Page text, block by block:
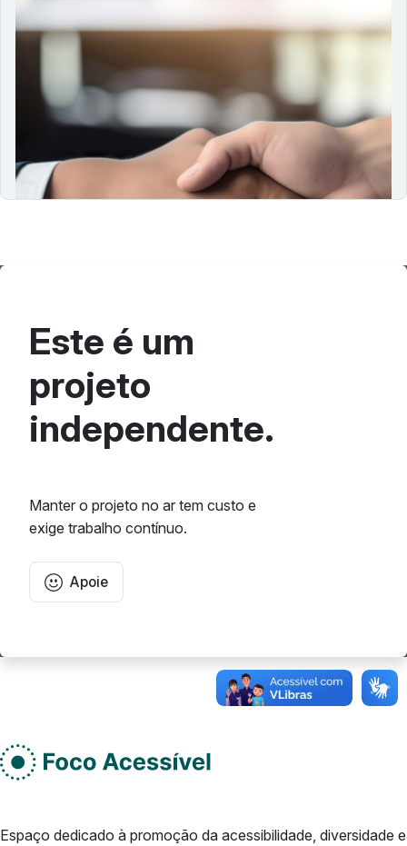
Negociação estruturada: um
caminho para projetos digitais
acessíveis
10/04/2024
Descubra como a Negociação Estruturada, explore os
princípios e critérios para criar soluções inclusivas e
eficientes.
Este é um
projeto
independente.
Manter o projeto no ar tem custo e
exige trabalho contínuo.
Apoie
Rodape do site Do lado
Espaço dedicado à promoção da acessibilidade, diversidade e